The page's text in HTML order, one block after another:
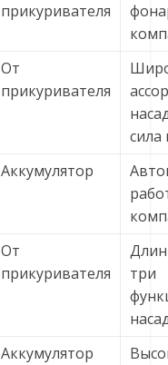
прикуривателя
От
прикуривателя
сила
Аккумулятор
От
прикуривателя
три
Аккумулятор